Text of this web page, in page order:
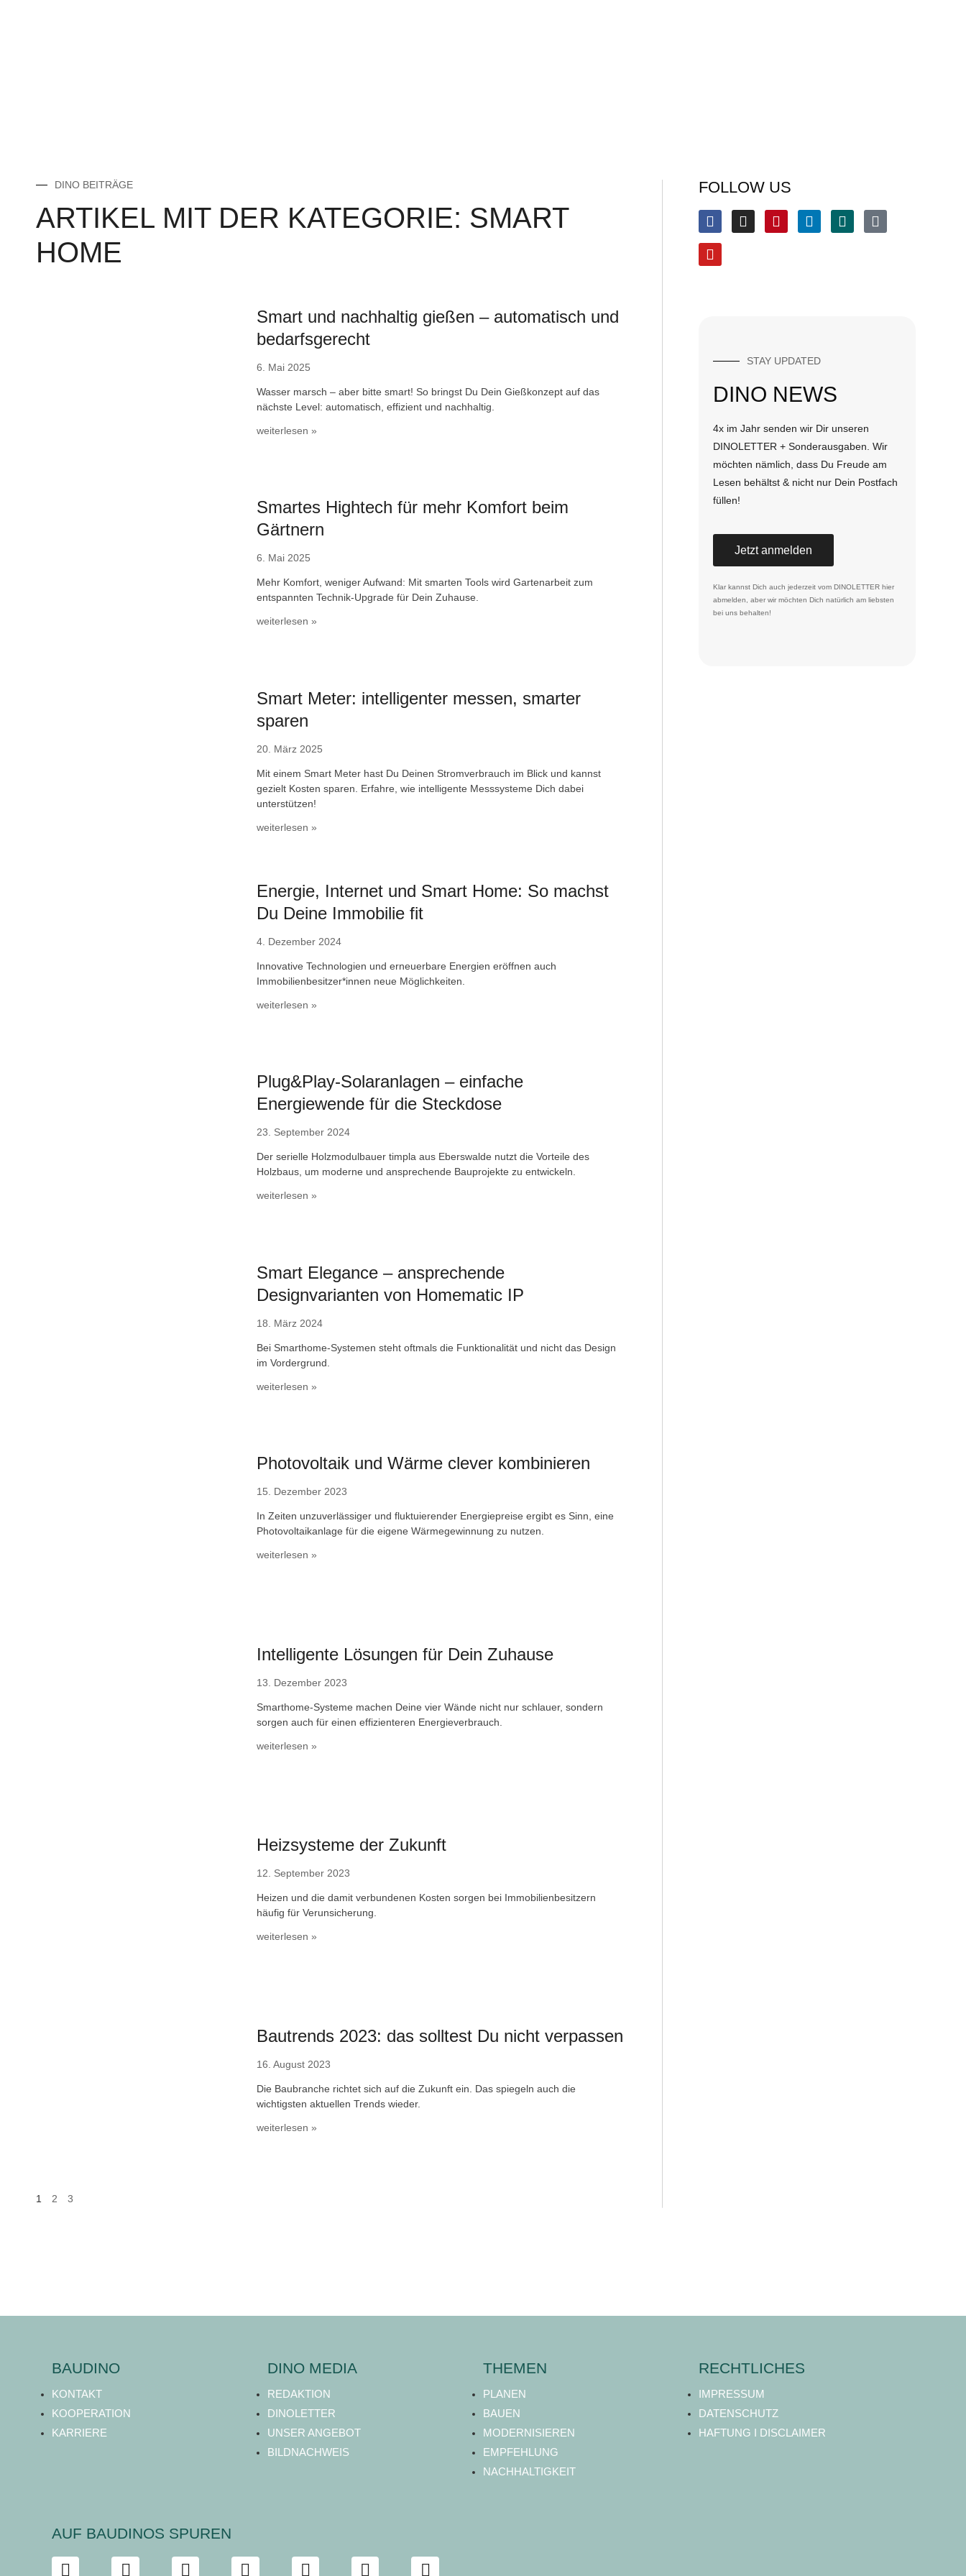
DINO BEITRÄGE
ARTIKEL MIT DER KATEGORIE: SMART
HOME
Smart und nachhaltig gießen – automatisch und
bedarfsgerecht
6. Mai 2025
Wasser marsch – aber bitte smart! So bringst Du Dein Gießkonzept auf das
nächste Level: automatisch, effizient und nachhaltig.
weiterlesen »
Smartes Hightech für mehr Komfort beim
Gärtnern
6. Mai 2025
Mehr Komfort, weniger Aufwand: Mit smarten Tools wird Gartenarbeit zum
entspannten Technik-Upgrade für Dein Zuhause.
weiterlesen »
Smart Meter: intelligenter messen, smarter
sparen
20. März 2025
Mit einem Smart Meter hast Du Deinen Stromverbrauch im Blick und kannst
gezielt Kosten sparen. Erfahre, wie intelligente Messsysteme Dich dabei
unterstützen!
weiterlesen »
Energie, Internet und Smart Home: So machst
Du Deine Immobilie fit
4. Dezember 2024
Innovative Technologien und erneuerbare Energien eröffnen auch
Immobilienbesitzer*innen neue Möglichkeiten.
weiterlesen »
Plug&Play-Solaranlagen – einfache
Energiewende für die Steckdose
23. September 2024
Der serielle Holzmodulbauer timpla aus Eberswalde nutzt die Vorteile des
Holzbaus, um moderne und ansprechende Bauprojekte zu entwickeln.
weiterlesen »
Smart Elegance – ansprechende
Designvarianten von Homematic IP
18. März 2024
Bei Smarthome-Systemen steht oftmals die Funktionalität und nicht das Design
im Vordergrund.
weiterlesen »
Photovoltaik und Wärme clever kombinieren
15. Dezember 2023
In Zeiten unzuverlässiger und fluktuierender Energiepreise ergibt es Sinn, eine
Photovoltaikanlage für die eigene Wärmegewinnung zu nutzen.
weiterlesen »
Intelligente Lösungen für Dein Zuhause
13. Dezember 2023
Smarthome-Systeme machen Deine vier Wände nicht nur schlauer, sondern
sorgen auch für einen effizienteren Energieverbrauch.
weiterlesen »
Heizsysteme der Zukunft
12. September 2023
Heizen und die damit verbundenen Kosten sorgen bei Immobilienbesitzern
häufig für Verunsicherung.
weiterlesen »
Bautrends 2023: das solltest Du nicht verpassen
16. August 2023
Die Baubranche richtet sich auf die Zukunft ein. Das spiegeln auch die
wichtigsten aktuellen Trends wieder.
weiterlesen »
1 2 3
FOLLOW US
STAY UPDATED
DINO NEWS
4x im Jahr senden wir Dir unseren
DINOLETTER + Sonderausgaben. Wir
möchten nämlich, dass Du Freude am
Lesen behältst & nicht nur Dein Postfach
füllen!
Jetzt anmelden
Klar kannst Dich auch jederzeit vom DINOLETTER hier
abmelden, aber wir möchten Dich natürlich am liebsten
bei uns behalten!
BAUDINO
KONTAKT
KOOPERATION
KARRIERE
DINO MEDIA
REDAKTION
DINOLETTER
UNSER ANGEBOT
BILDNACHWEIS
THEMEN
PLANEN
BAUEN
MODERNISIEREN
EMPFEHLUNG
NACHHALTIGKEIT
RECHTLICHES
IMPRESSUM
DATENSCHUTZ
HAFTUNG I DISCLAIMER
AUF BAUDINOS SPUREN